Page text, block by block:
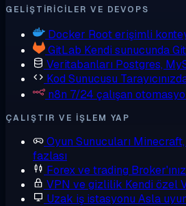
GELIŞTIRICILER VE DEVOPS
Docker Root erişimli
GitLab Kendi sunucunda
Veritabanları Postgres,
Kod Sunucusu
n8n 7/24 çalışan
ÇALIŞTIR VE IŞLEM YAP
Oyun Sunucuları Minecraft,
fazlası
Forex ve trading
VPN ve gizlilik Kendi özel
Uzak iş istasyonu Asla